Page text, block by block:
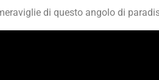
di questo angolo di